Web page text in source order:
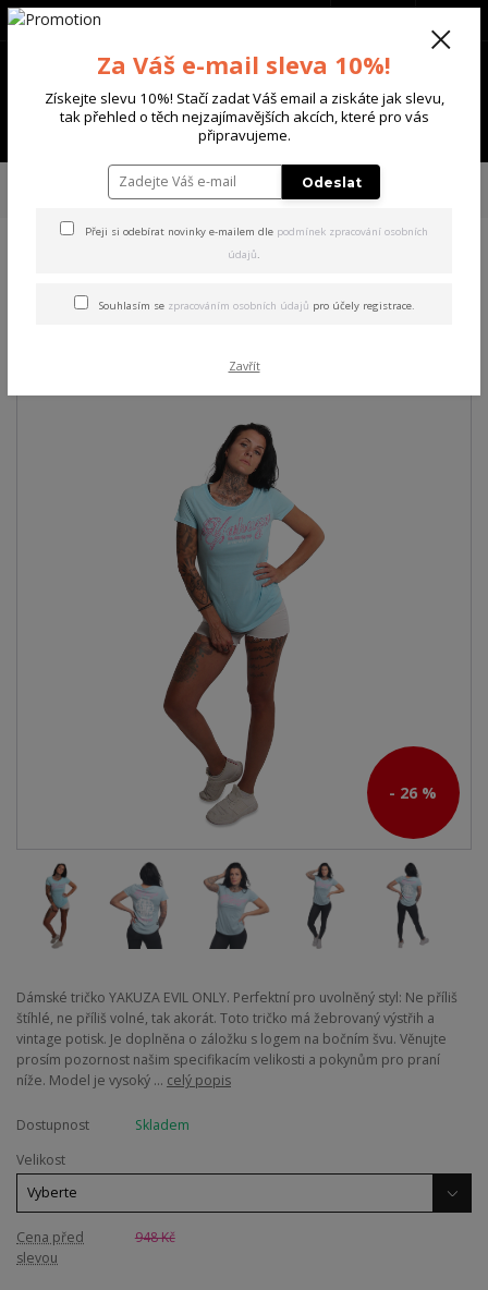
Menu
+420 702 136 620
TRIČKA & TÍLKA
Yakuza dámské tílko Evil Only Curved
Crew Neck T-Shirt
Curved Crew Neck T-Shirt
- 26 %
Dámské tričko YAKUZA EVIL ONLY. Perfektní pro uvolněný styl: Ne příliš
štíhlé, ne příliš volné, tak akorát. Toto tričko má žebrovaný výstřih a
vintage potisk. Je doplněna o záložku s logem na bočním švu. Věnujte
prosím pozornost našim specifikacím velikosti a pokynům pro praní
níže. Model je vysoký ... celý popis
Dostupnost
Skladem
Velikost
Cena před
slevou
948 Kč
Za Váš e-mail sleva 10%!
Získejte slevu 10%! Stačí zadat Váš email a ziskáte jak slevu,
tak přehled o těch nejzajímavějších akcích, které pro vás
připravujeme.
Odeslat
Přeji si odebírat novinky e-mailem dle podmínek zpracování osobních
údajů.
Souhlasím se zpracováním osobních údajů pro účely registrace.
Zavřít